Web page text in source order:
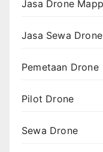
Jasa Drone
Jasa Sewa Drone
Pemetaan Drone
Pilot Drone
Sewa Drone